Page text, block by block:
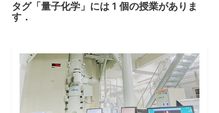
タグ「量子化学」には 1 個の授業がありま
す．